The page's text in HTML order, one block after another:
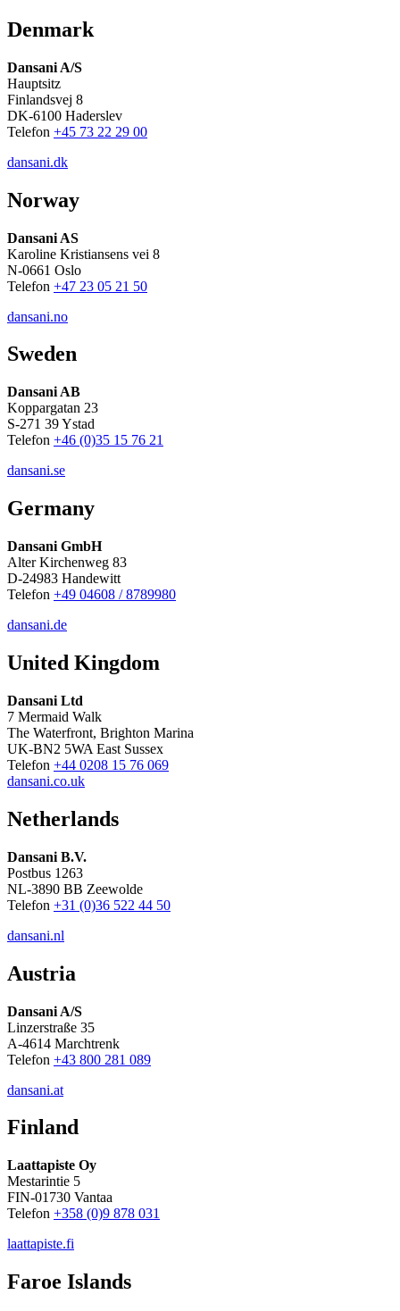
Denmark
Dansani A/S
Hauptsitz
Finlandsvej 8
DK-6100 Haderslev
Telefon +45 73 22 29 00
dansani.dk
Norway
Dansani AS
Karoline Kristiansens vei 8
N-0661 Oslo
Telefon +47 23 05 21 50
dansani.no
Sweden
Dansani AB
Koppargatan 23
S-271 39 Ystad
Telefon +46 (0)35 15 76 21
dansani.se
Germany
Dansani GmbH
Alter Kirchenweg 83
D-24983 Handewitt
Telefon +49 04608 / 8789980
dansani.de
United Kingdom
Dansani Ltd
7 Mermaid Walk
The Waterfront, Brighton Marina
UK-BN2 5WA East Sussex
Telefon +44 0208 15 76 069
dansani.co.uk
Netherlands
Dansani B.V.
Postbus 1263
NL-3890 BB Zeewolde
Telefon +31 (0)36 522 44 50
dansani.nl
Austria
Dansani A/S
Linzerstraße 35
A-4614 Marchtrenk
Telefon +43 800 281 089
dansani.at
Finland
Laattapiste Oy
Mestarintie 5
FIN-01730 Vantaa
Telefon +358 (0)9 878 031
laattapiste.fi
Faroe Islands